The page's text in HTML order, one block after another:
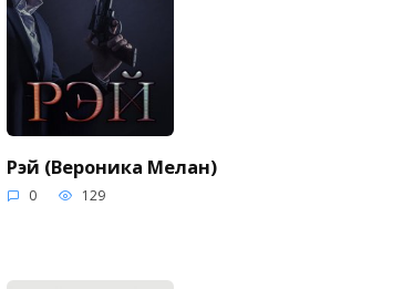
Рэй (Вероника Мелан)
0 129